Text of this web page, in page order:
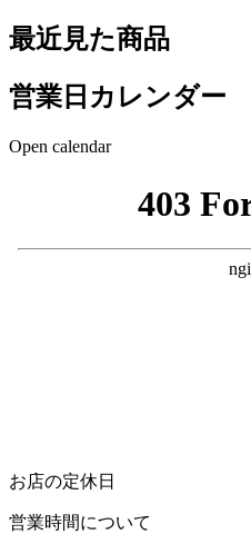
最近見た商品
営業日カレンダー
Open calendar
お店の定休日
営業時間について